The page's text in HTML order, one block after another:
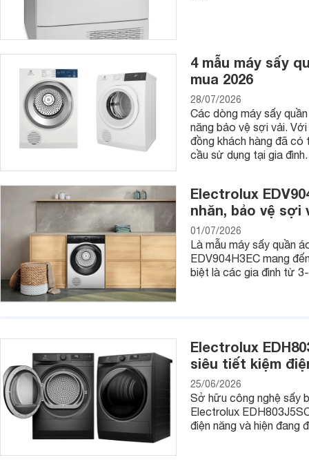
Hệ thống Reversing system quay đảo chiều, ,áy sấy sẽ
hướng, giúp quần áo không nhăn hay cuốn chặt vào nhau.
và lấy ra sau khi sấy.
Chế độ cảm biến độ ẩm điện tử Electronic Humidity
độ ẩm của quần áo để điều chỉnh những chương trình sấy,
áo của bạn.
4 mẫu máy sấy
mua 2026
28/07/2026
Các dòng máy sấy
năng bảo vệ sợi vải.
đồng khách hàng đã có
cầu sử dụng tại gia đình.
Electrolux
nhăn, bảo vệ sợi
01/07/2026
Là mẫu máy sấy quần
EDV904H3EC mang
biệt là các gia đình từ
Electrolux
siêu tiết kiệm
25/06/2026
Sở hữu công nghệ sấy
Electrolux
điện năng và hiện đang